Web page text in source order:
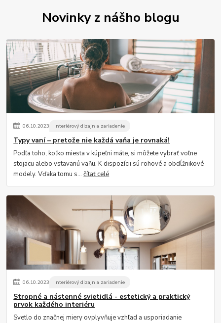
Novinky z nášho blogu
06.10.2023 Interiérový dizajn a zariadenie
Typy vaní – pretože nie každá vaňa je rovnaká!
Podľa toho, koľko miesta v kúpeľni máte, si môžete vybrať voľne
stojacu alebo vstavanú vaňu. K dispozícii sú rohové a obdĺžnikové
modely. Vďaka tomu s...čítať celé
06.10.2023 Interiérový dizajn a zariadenie
Stropné a nástenné svietidlá - estetický a praktický
prvok každého interiéru
Svetlo do značnej miery ovplyvňuje vzhľad a usporiadanie